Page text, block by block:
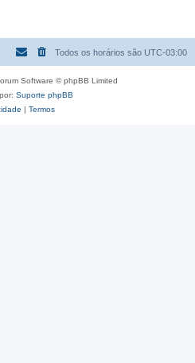
Todos os horários são UTC-03:00
Software © phpBB Limited
Suporte phpBB
| Termos